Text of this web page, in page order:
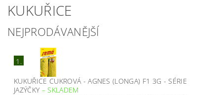
KUKUŘICE
NEJPRODÁVANĚJŠÍ
1.
KUKUŘICE CUKROVÁ - AGNES (LONGA) F1 3G - SÉRIE
JAZÝČKY – SKLADEM